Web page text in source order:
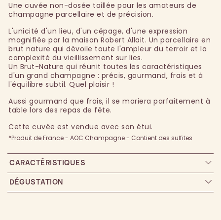
Une cuvée non-dosée taillée pour les amateurs de
champagne parcellaire et de précision.
L'unicité d'un lieu, d'un cépage, d'une expression
magnifiée par la maison Robert Allait. Un parcellaire en
brut nature qui dévoile toute l'ampleur du terroir et la
complexité du vieillissement sur lies.
Un Brut-Nature qui réunit toutes les caractéristiques
d'un grand champagne : précis, gourmand, frais et à
l'équilibre subtil. Quel plaisir !
Aussi gourmand que frais, il se mariera parfaitement à
table lors des repas de fête.
Cette cuvée est vendue avec son étui.
*Produit de France - AOC Champagne - Contient des sulfites
CARACTÉRISTIQUES
DÉGUSTATION